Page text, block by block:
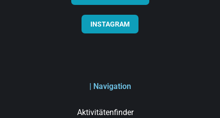
INSTAGRAM
| Navigation
Aktivitätenfinder